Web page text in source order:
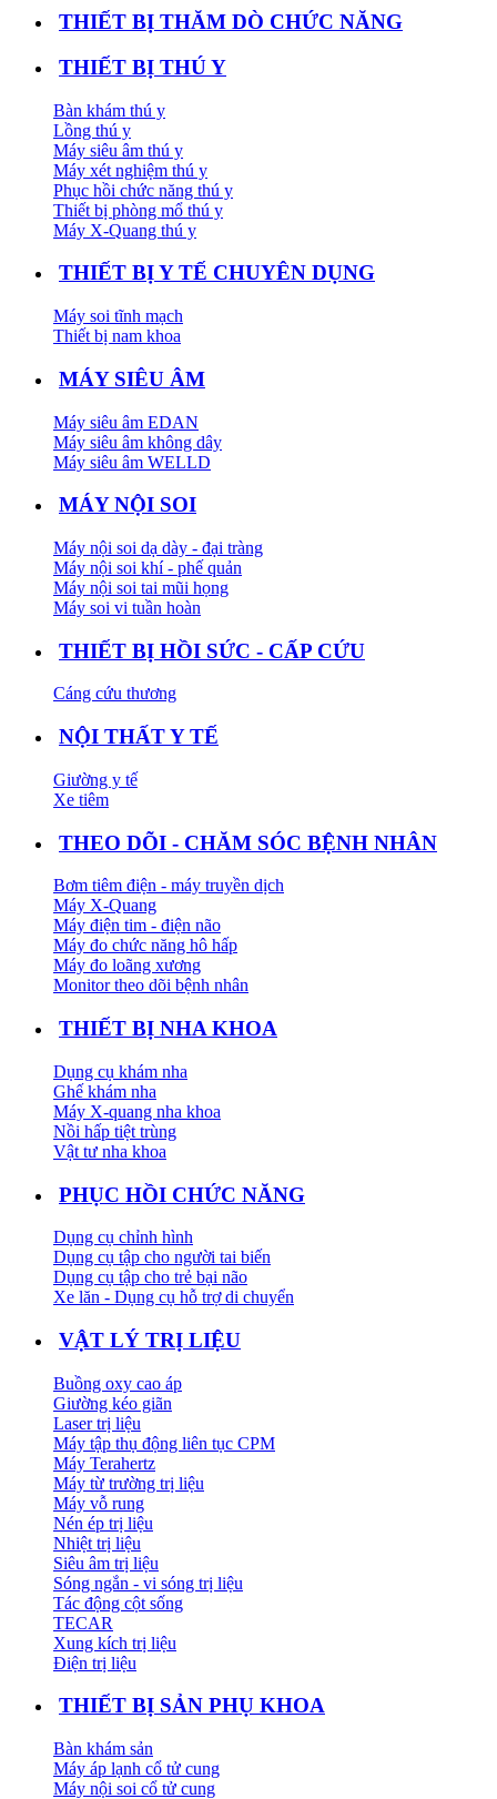
THIẾT BỊ THĂM DÒ CHỨC NĂNG
THIẾT BỊ THÚ Y
Bàn khám thú y
Lồng thú y
Máy siêu âm thú y
Máy xét nghiệm thú y
Phục hồi chức năng thú y
Thiết bị phòng mổ thú y
Máy X-Quang thú y
THIẾT BỊ Y TẾ CHUYÊN DỤNG
Máy soi tĩnh mạch
Thiết bị nam khoa
MÁY SIÊU ÂM
Máy siêu âm EDAN
Máy siêu âm không dây
Máy siêu âm WELLD
MÁY NỘI SOI
Máy nội soi dạ dày - đại tràng
Máy nội soi khí - phế quản
Máy nội soi tai mũi họng
Máy soi vi tuần hoàn
THIẾT BỊ HỒI SỨC - CẤP CỨU
Cáng cứu thương
NỘI THẤT Y TẾ
Giường y tế
Xe tiêm
THEO DÕI - CHĂM SÓC BỆNH NHÂN
Bơm tiêm điện - máy truyền dịch
Máy X-Quang
Máy điện tim - điện não
Máy đo chức năng hô hấp
Máy đo loãng xương
Monitor theo dõi bệnh nhân
THIẾT BỊ NHA KHOA
Dụng cụ khám nha
Ghế khám nha
Máy X-quang nha khoa
Nồi hấp tiệt trùng
Vật tư nha khoa
PHỤC HỒI CHỨC NĂNG
Dụng cụ chỉnh hình
Dụng cụ tập cho người tai biến
Dụng cụ tập cho trẻ bại não
Xe lăn - Dụng cụ hỗ trợ di chuyển
VẬT LÝ TRỊ LIỆU
Buồng oxy cao áp
Giường kéo giãn
Laser trị liệu
Máy tập thụ động liên tục CPM
Máy Terahertz
Máy từ trường trị liệu
Máy vỗ rung
Nén ép trị liệu
Nhiệt trị liệu
Siêu âm trị liệu
Sóng ngắn - vi sóng trị liệu
Tác động cột sống
TECAR
Xung kích trị liệu
Điện trị liệu
THIẾT BỊ SẢN PHỤ KHOA
Bàn khám sản
Máy áp lạnh cổ tử cung
Máy nội soi cổ tử cung